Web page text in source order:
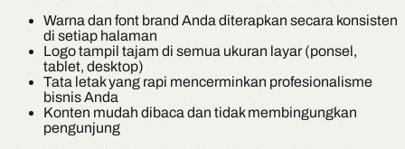
Warna dan font brand Anda diterapkan secara konsisten
di setiap halaman
Logo tampil tajam di semua ukuran layar (ponsel,
tablet, desktop)
Tata letak yang rapi mencerminkan profesionalisme
bisnis Anda
Konten mudah dibaca dan tidak membingungkan
pengunjung